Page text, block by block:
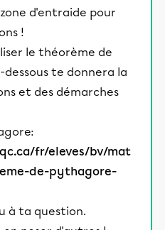
d'entraide pour
!
le théorème de
te donnera la
et des démarches
fr/eleves/bv/mat
de-pythagore-
à ta question.